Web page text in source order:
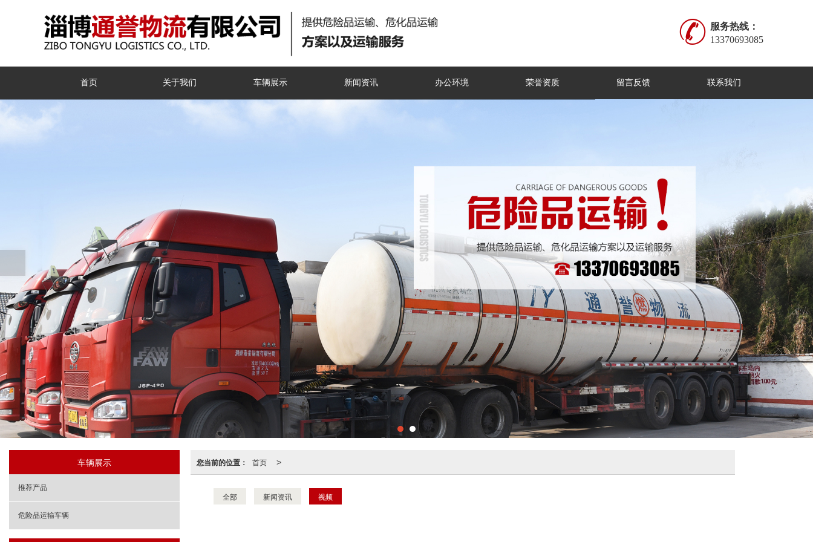
服务热线：
13370693085
首页 关于我们 车辆展示 新闻资讯 办公环境 荣誉资质 留言反馈 联系我们
您当前的位置： 首页 >
全部 新闻资讯 视频
车辆展示
推荐产品
危险品运输车辆